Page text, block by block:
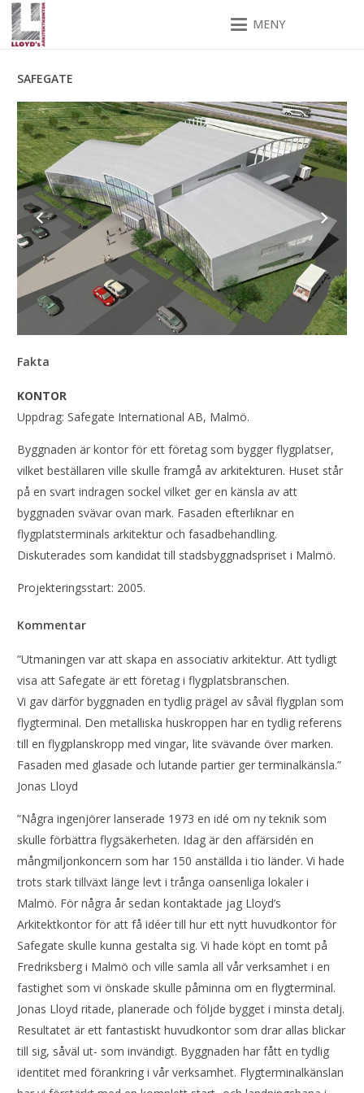
MENY
SAFEGATE
Fakta
KONTOR
Uppdrag: Safegate International AB, Malmö.
Byggnaden är kontor för ett företag som bygger flygplatser,
vilket beställaren ville skulle framgå av arkitekturen. Huset står
på en svart indragen sockel vilket ger en känsla av att
byggnaden svävar ovan mark. Fasaden efterliknar en
flygplatsterminals arkitektur och fasadbehandling.
Diskuterades som kandidat till stadsbyggnadspriset i Malmö.
Projekteringsstart: 2005.
Kommentar
”Utmaningen var att skapa en associativ arkitektur. Att tydligt
visa att Safegate är ett företag i flygplatsbranschen.
Vi gav därför byggnaden en tydlig prägel av såväl flygplan som
flygterminal. Den metalliska huskroppen har en tydlig referens
till en flygplanskropp med vingar, lite svävande över marken.
Fasaden med glasade och lutande partier ger terminalkänsla.”
Jonas Lloyd
”Några ingenjörer lanserade 1973 en idé om ny teknik som
skulle förbättra flygsäkerheten. Idag är den affärsidén en
mångmiljonkoncern som har 150 anställda i tio länder. Vi hade
trots stark tillväxt länge levt i trånga oansenliga lokaler i
Malmö. För några år sedan kontaktade jag Lloyd’s
Arkitektkontor för att få idéer till hur ett nytt huvudkontor för
Safegate skulle kunna gestalta sig. Vi hade köpt en tomt på
Fredriksberg i Malmö och ville samla all vår verksamhet i en
fastighet som vi önskade skulle påminna om en flygterminal.
Jonas Lloyd ritade, planerade och följde bygget i minsta detalj.
Resultatet är ett fantastiskt huvudkontor som drar allas blickar
till sig, såväl ut- som invändigt. Byggnaden har fått en tydlig
identitet med förankring i vår verksamhet. Flygterminalkänslan